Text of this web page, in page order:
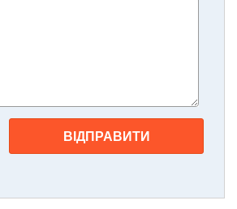
ВІДПРАВИТИ